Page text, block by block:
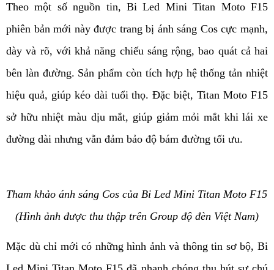
Theo một số nguồn tin, Bi Led Mini Titan Moto F15
phiên bản mới này được trang bị ánh sáng Cos cực mạnh,
dày và rõ, với khả năng chiếu sáng rộng, bao quát cả hai
bên làn đường. Sản phẩm còn tích hợp hệ thống tản nhiệt
hiệu quả, giúp kéo dài tuổi thọ. Đặc biệt, Titan Moto F15
sở hữu nhiệt màu dịu mắt, giúp giảm mỏi mắt khi lái xe
đường dài nhưng vẫn đảm bảo độ bám đường tối ưu.
Tham khảo ánh sáng Cos của Bi Led Mini Titan Moto F15
(Hình ảnh được thu thập trên Group độ đèn Việt Nam)
Mặc dù chỉ mới có những hình ảnh và thông tin sơ bộ, Bi